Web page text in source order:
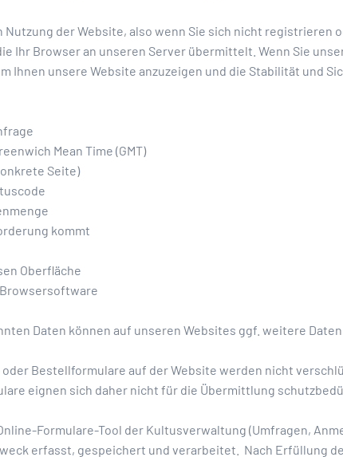
der Website, also wenn Sie sich nicht
Ihr Browser an unseren Server übermittelt. Wenn Sie
Ihnen unsere Website anzuzeigen und die Stabilität und
Mean Time (GMT)
Seite)
kommt
Oberfläche
Daten können auf unseren Websites ggf. weitere
Bestellformulare auf der Website werden nicht
eignen sich daher nicht für die Übermittlung
Formulare-Tool der Kultusverwaltung (Umfragen,
erfasst, gespeichert und verarbeitet. Nach Erfüllung